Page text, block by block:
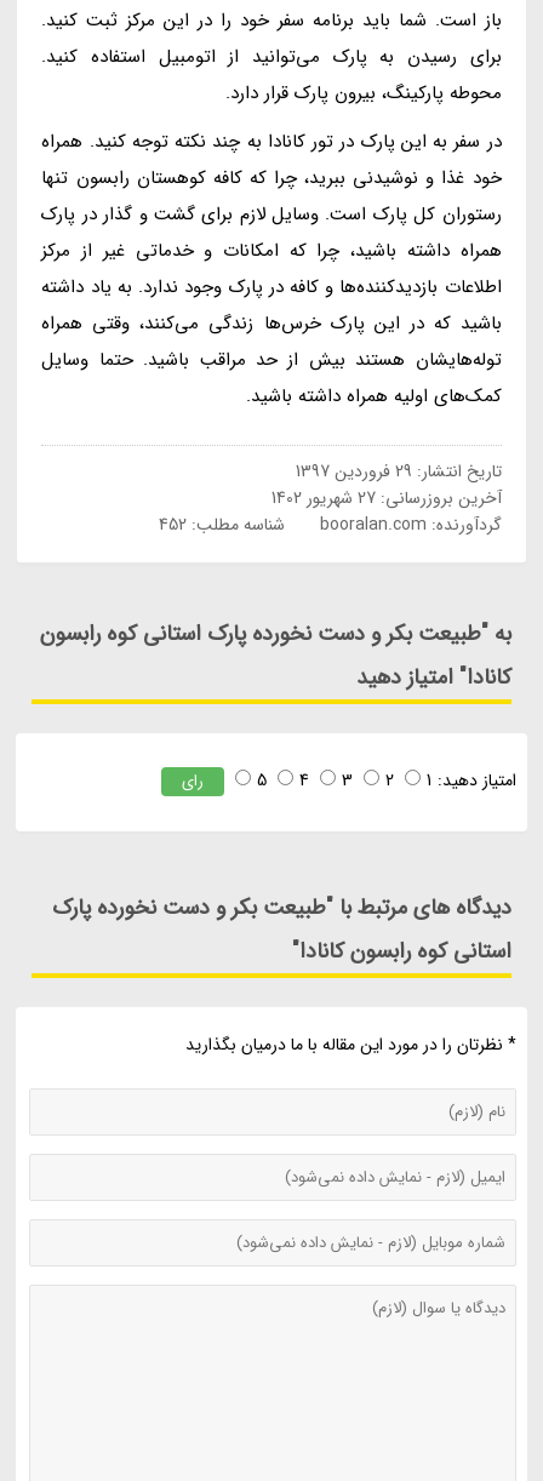
باز است. شما باید برنامه سفر خود را در این مرکز ثبت کنید.
برای رسیدن به پارک می‌توانید از اتومبیل استفاده کنید.
محوطه پارکینگ، بیرون پارک قرار دارد.
در سفر به این پارک در تور کانادا به چند نکته توجه کنید. همراه
خود غذا و نوشیدنی ببرید، چرا که کافه کوهستان رابسون تنها
رستوران کل پارک است. وسایل لازم برای گشت و گذار در پارک
همراه داشته باشید، چرا که امکانات و خدماتی غیر از مرکز
اطلاعات بازدیدکننده‌ها و کافه در پارک وجود ندارد. به یاد داشته
باشید که در این پارک خرس‌ها زندگی می‌کنند، وقتی همراه
توله‌هایشان هستند بیش از حد مراقب باشید. حتما وسایل
کمک‌های اولیه همراه داشته باشید.
تاریخ انتشار: 29 فروردین 1397
آخرین بروزرسانی:27 شهریور 1402
گردآورنده: booralan.com شناسه مطلب: 452
به "طبیعت بکر و دست نخورده پارک استانی کوه رابسون
کانادا" امتیاز دهید
امتیاز دهید: 1
2
3
4
5 رای
دیدگاه های مرتبط با "طبیعت بکر و دست نخورده پارک
استانی کوه رابسون کانادا"
* نظرتان را در مورد این مقاله با ما درمیان بگذارید